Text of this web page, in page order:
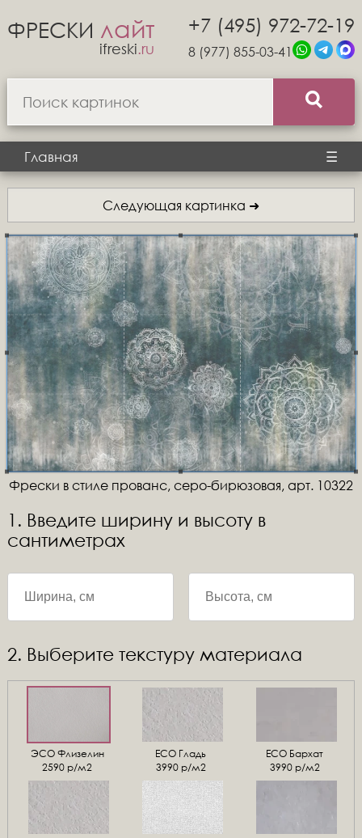
ФРЕСКИ лайт
ifreski.ru
+7 (495) 972-72-19
8 (977) 855-03-41
Главная ☰
Следующая картинка ➜
Фрески в стиле прованс, серо-бирюзовая, арт. 10322
1. Введите ширину и высоту в
сантиметрах
2. Выберите текстуру материала
ЭСО Флизелин
2590 р/м2
ЕСО Гладь
3990 р/м2
ECO Бархат
3990 р/м2